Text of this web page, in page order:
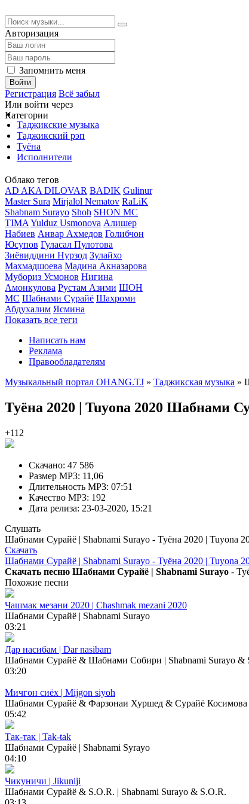
Авторизация
Запомнить меня
Войти
Регистрация Всё забыл
Или войти через
Категории
Таджикские музыка
Таджикский рэп
Туёна
Исполнители
Облако тегов
AD AKA DILOVAR BADIK Gulinur
Master Sura Mirjalol Nematov RaLiK
Shabnam Surayo Shoh SHON MC
TIMA Yulduz Usmonova Алишер
Набиев Анвар Ахмедов Голибчон
Юсупов Гуласал Пулотова
Зиёвиддини Нурзод Зулайхо
Махмадшоева Мадина Акназарова
Мубориз Усмонов Нигина
Амонкулова Рустам Азими ШОН
МС Шабнами Сурайё Шахроми
Абдухалим Ясмина
Показать все теги
Написать нам
Реклама
Правообладателям
Музыкальный портал OHANG.TJ » Таджикская музыка »
Туёна 2020 | Tuyona 2020 Шабнами
+112
Скачано: 47 586
Размер MP3: 11,06
Длительность MP3: 07:51
Качество MP3: 192
Дата релиза: 23-03-2020, 15:21
Слушать
Шабнами Сурайё | Shabnami Surayo - Туёна 2020 | Tuyona
Скачать
Шабнами Сурайё | Shabnami Surayo - Туёна 2020 | Tuyona
Скачать песню Шабнами Сурайё | Shabnami Surayo -
Похожие песни
Чашмак мезани 2020 | Chashmak mezani 2020
Шабнами Сурайё | Shabnami Surayo
03:21
Дар насибам | Dar nasibam
Шабнами Сурайё & Шабнами Собири | Shabnami Surayo &
03:20
Мичгон сиёх | Mijgon siyoh
Шабнами Сурайё & Фарзонаи Хуршед & Сурайё Косимова
05:42
Так-так | Tak-tak
Шабнами Сурайё | Shabnami Syrayo
04:10
Чикуничи | Jikuniji
Шабнами Сурайё & S.O.R. | Shabnami Surayo & S.O.R.